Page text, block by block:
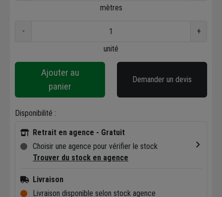
mètres
-
+
unité
Ajouter au
panier
Demander un devis
Disponibilité :
Retrait en agence - Gratuit
Choisir une agence pour vérifier le stock
Trouver du stock en agence
Livraison
Livraison disponible selon stock agence